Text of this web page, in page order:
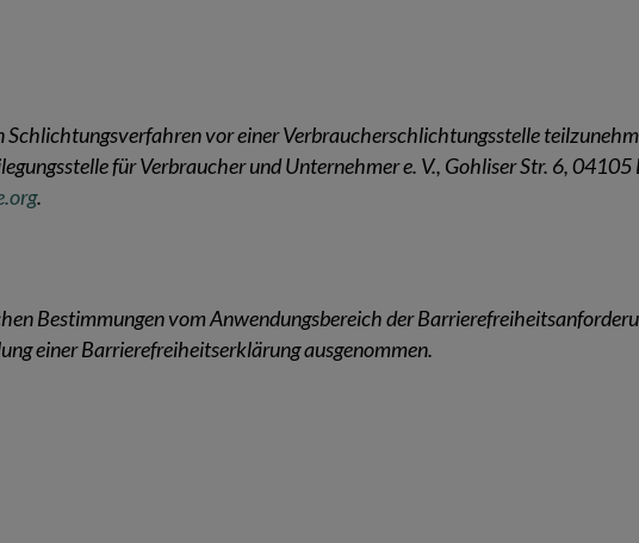
vor einer Verbraucherschlichtungsstelle
für Verbraucher und Unternehmer e. V., Gohliser Str. 6, 04105
.
Bestimmungen vom Anwendungsbereich der
einer Barrierefreiheitserklärung ausgenommen.